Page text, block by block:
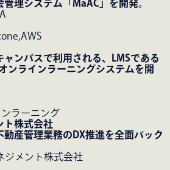
理システム「MaAC」を開発。
ンパスで利用される、LMSである
ンラインラーニングシステムを開
ラーニング
ト株式会社
産管理業務のDX推進を全面バック
ジメント株式会社